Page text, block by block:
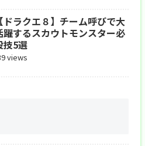
【ドラクエ８】チーム呼びで大
躍するスカウトモンスター必
技5選
views